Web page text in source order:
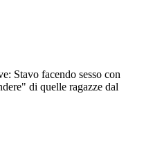
Stavo facendo sesso con
di quelle ragazze dal